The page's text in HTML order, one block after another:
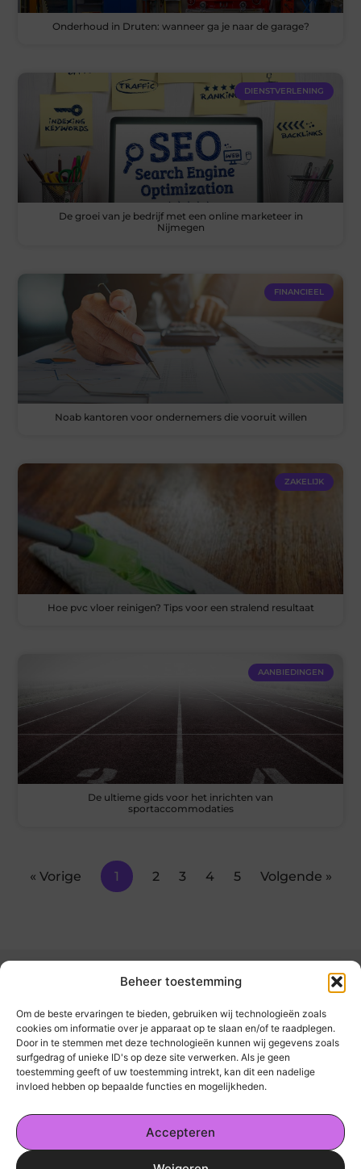
Beheer toestemming
Om de beste ervaringen te bieden, gebruiken wij technologieën zoals
cookies om informatie over je apparaat op te slaan en/of te raadplegen.
Door in te stemmen met deze technologieën kunnen wij gegevens zoals
surfgedrag of unieke ID's op deze site verwerken. Als je geen
toestemming geeft of uw toestemming intrekt, kan dit een nadelige
invloed hebben op bepaalde functies en mogelijkheden.
Accepteren
Onderhoud in Druten: wanneer ga je naar de garage?
DIENSTVERLENING
De groei van je bedrijf met een online marketeer in
Nijmegen
FINANCIEEL
Noab kantoren voor ondernemers die vooruit willen
ZAKELIJK
Hoe pvc vloer reinigen? Tips voor een stralend resultaat
AANBIEDINGEN
De ultieme gids voor het inrichten van
sportaccommodaties
« Vorige 1 2 3 4 5 Volgende »
kickinsite.nl – Echt, eerlijk, alles wat telt.
Een verzameling van blogs en artikelen die
een breed scala aan onderwerpen uit het
dagelijks leven behandelen.